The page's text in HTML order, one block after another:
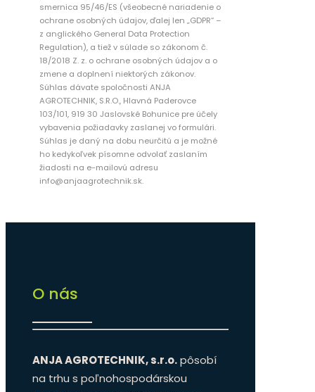
smernica 95/46/ES (všeobecné nariadenie o
ochrane osobných údajov, ďalej len „GDPR“ –
z anglického General Data Protection
Regulation), a tiež v súlade so zákonom č.
18/2018 Z. z. o ochrane osobných údajov a o
zmene a doplnení niektorých zákonov.
Súhlas dávate spoločnosti ANJA
AGROTECHNIK, S.R.O., Hlavná Paderovce
103/101, 919 30 Jaslovské Bohunice pre účely
vybavenia požiadavky zaslanej vo formulári.
Súhlas je daný na dobu neurčitú a je možné
ho kedykoľvek písomne odvolať zaslaním
žiadosti na e-mailovú adresu
info@anjaagrotechnik.sk.
O nás
ANJA AGROTECHNIK, s.r.o.pôsobí
na trhu s poľnohospodárskou